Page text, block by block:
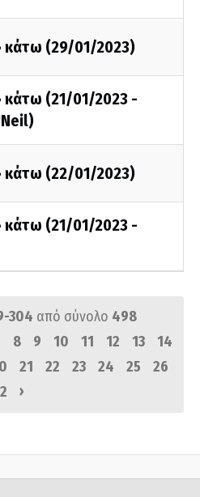
κάτω (29/01/2023)
κάτω (21/01/2023 -
κάτω (22/01/2023)
κάτω (21/01/2023 -
304 από σύνολο 498
8 9 10 11 12 13
14
21 22 23 24 25
26
›